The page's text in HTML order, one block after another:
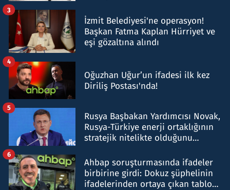
İzmit Belediyesi'ne operasyon!
Başkan Fatma Kaplan Hürriyet ve
eşi gözaltına alındı
3
Oğuzhan Uğur’un ifadesi ilk kez
Diriliş Postası'nda!
4
Rusya Başbakan Yardımcısı Novak,
Rusya-Türkiye enerji ortaklığının
stratejik nitelikte olduğunu
5
Ahbap soruşturmasında ifadeler
birbirine girdi: Dokuz şüphelinin
ifadelerinden ortaya çıkan tablo
6